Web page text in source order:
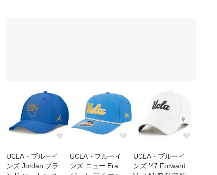
UCLA・ブルーイ
ンズ Jordan ブラ
UCLA・ブルーイ
ンズ ニュー Era
UCLA・ブルーイ
ンズ '47 Forward